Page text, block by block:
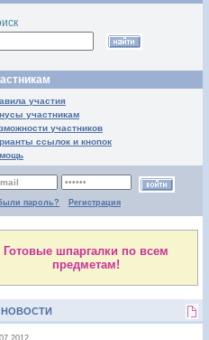
участия
участникам
участников
ссылок и кнопок
пароль? Регистрация
Готовые шпаргалки по всем
предметам!
НОВОСТИ